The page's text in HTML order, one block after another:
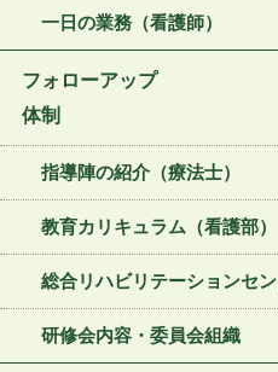
一日の業務（看護師）
フォローアップ
体制
指導陣の紹介（療法士）
教育カリキュラム（看護部）
総合リハビリテーションセ
研修会内容・委員会組織